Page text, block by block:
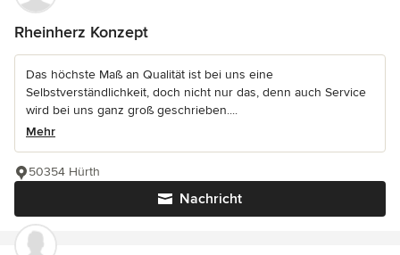
Rheinherz Konzept
Das höchste Maß an Qualität ist bei uns eine
Selbstverständlichkeit, doch nicht nur das, denn auch Service
wird bei uns ganz groß geschrieben....
Mehr
Nachricht
50354 Hürth